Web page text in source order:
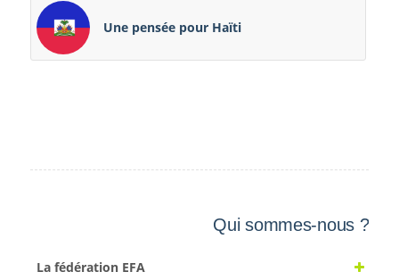
Une pensée pour Haïti
Qui sommes-nous ?
La fédération EFA